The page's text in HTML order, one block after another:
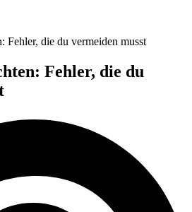
Fehler, die du vermeiden musst
Fehler, die du